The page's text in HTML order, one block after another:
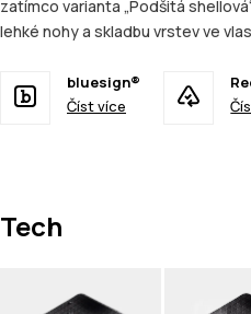
zatímco varianta „Podšitá
lehké nohy a skladbu vrstev ve
bluesign®
Číst více
Tech